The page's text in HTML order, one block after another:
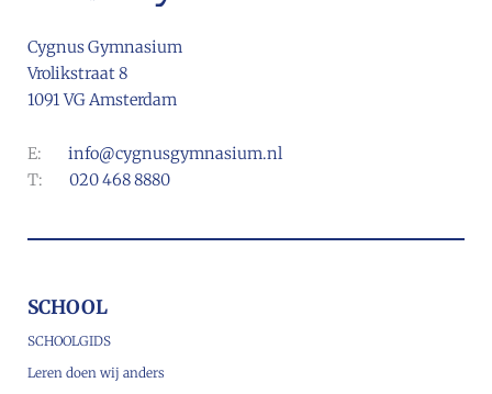
Cygnus Gymnasium
Vrolikstraat 8
1091 VG Amsterdam
E: info@cygnusgymnasium.nl
T: 020 468 8880
SCHOOL
SCHOOLGIDS
Leren doen wij anders